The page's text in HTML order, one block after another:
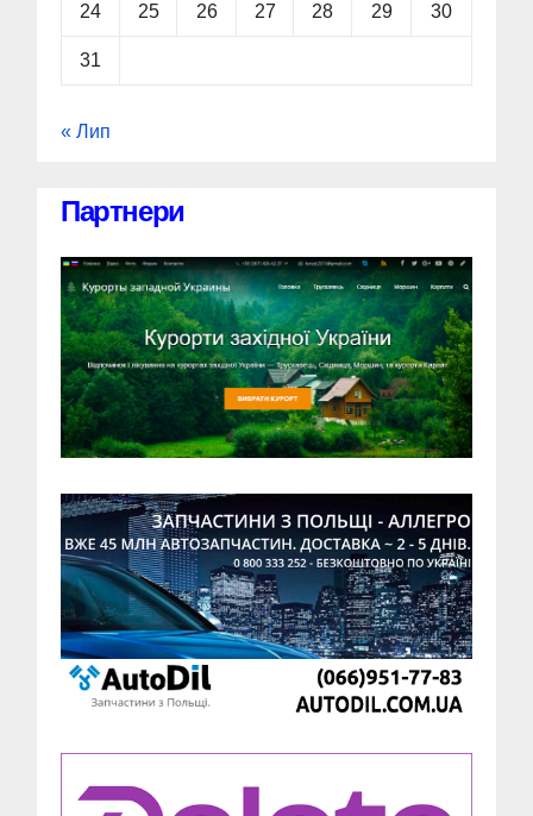
24 25 26 27 28 29 30
31
« Лип
Партнери